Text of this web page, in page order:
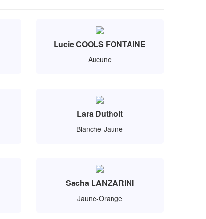
Lucie COOLS FONTAINE
Aucune
Lara Duthoit
Blanche-Jaune
Sacha LANZARINI
Jaune-Orange